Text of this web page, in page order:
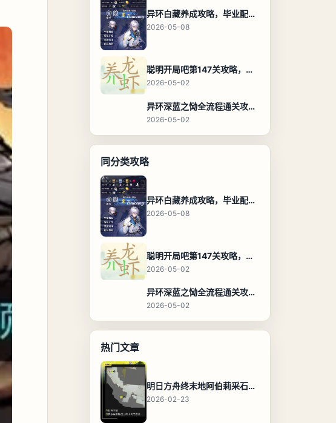
异环白藏养成攻略，毕业配装、技能加点与阵容搭配保姆级解析
2026-05-08
聪明开局吧第147关攻略，养龙虾找出27个常用字通关答案
2026-05-02
异环深蓝之恸全流程通关攻略，教程与隐藏奖励
2026-05-02
同分类攻略
异环白藏养成攻略，毕业配装、技能加点与阵容搭配保姆级解析
2026-05-08
聪明开局吧第147关攻略，养龙虾找出27个常用字通关答案
2026-05-02
异环深蓝之恸全流程通关攻略，教程与隐藏奖励
2026-05-02
热门文章
明日方舟终末地阿伯莉采石场宝箱全收集攻略，全点位分布图与路线
2026-02-23